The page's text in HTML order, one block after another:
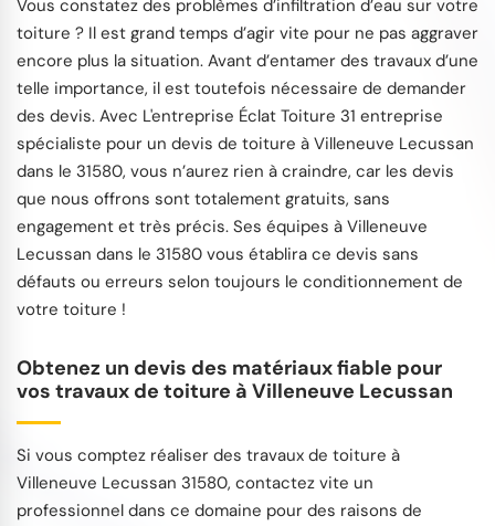
Vous constatez des problèmes d’infiltration d’eau sur votre
toiture ? Il est grand temps d’agir vite pour ne pas aggraver
encore plus la situation. Avant d’entamer des travaux d’une
telle importance, il est toutefois nécessaire de demander
des devis. Avec L'entreprise Éclat Toiture 31 entreprise
spécialiste pour un devis de toiture à Villeneuve Lecussan
dans le 31580, vous n’aurez rien à craindre, car les devis
que nous offrons sont totalement gratuits, sans
engagement et très précis. Ses équipes à Villeneuve
Lecussan dans le 31580 vous établira ce devis sans
défauts ou erreurs selon toujours le conditionnement de
votre toiture !
Obtenez un devis des matériaux fiable pour
vos travaux de toiture à Villeneuve Lecussan
Si vous comptez réaliser des travaux de toiture à
Villeneuve Lecussan 31580, contactez vite un
professionnel dans ce domaine pour des raisons de